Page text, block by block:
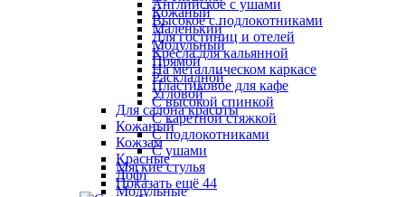
Английское с ушами
Высокое с подлокотниками
Для гостиниц и отелей
Кресла для кальянной
На металлическом каркасе
Пластиковое для кафе
С высокой спинкой
С каретной стяжкой
С подлокотниками
С ушами
Мягкие стулья
Показать ещё 44
Кожаный
Маленький
Модульный
Прямой
Раскладной
Угловой
Для салона красоты
Кожаный
Кожзам
Красные
Лофт
Модульные